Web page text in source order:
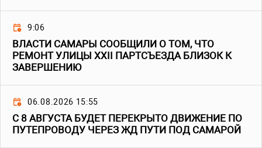
9:06
ВЛАСТИ САМАРЫ СООБЩИЛИ О ТОМ, ЧТО
РЕМОНТ УЛИЦЫ XXII ПАРТСЪЕЗДА БЛИЗОК К
ЗАВЕРШЕНИЮ
06.08.2026 15:55
С 8 АВГУСТА БУДЕТ ПЕРЕКРЫТО ДВИЖЕНИЕ ПО
ПУТЕПРОВОДУ ЧЕРЕЗ ЖД ПУТИ ПОД САМАРОЙ